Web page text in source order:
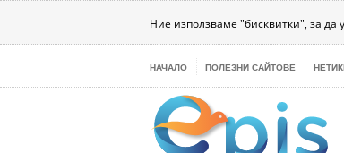
Ние използваме "бисквитки", за
НАЧАЛО ПОЛЕЗНИ САЙТОВЕ
Бизнес Интернет Здраве